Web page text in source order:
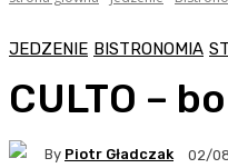
JEDZENIE BISTRONOMIA
CULTO –
By Piotr Gładczak 02/